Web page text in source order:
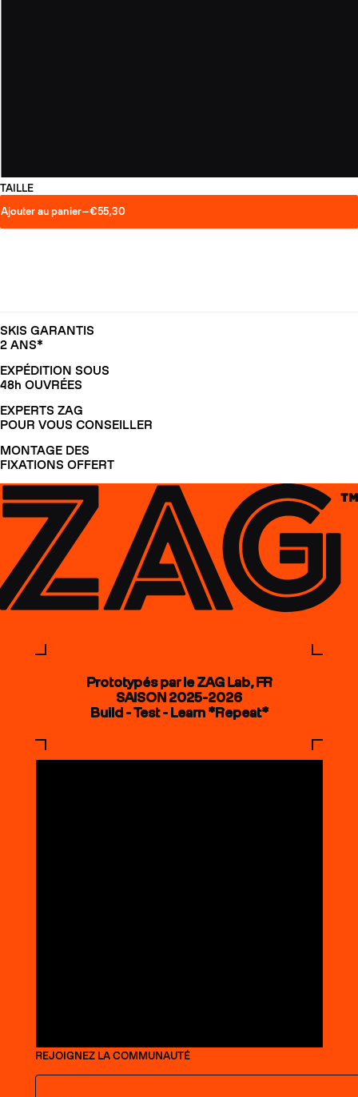
TAILLE
Ajouter au panier—€55,30
SKIS GARANTIS
2 ANS*
EXPÉDITION SOUS
48h OUVRÉES
EXPERTS ZAG
POUR VOUS CONSEILLER
MONTAGE DES
FIXATIONS OFFERT
Prototypés par le ZAG Lab, FR
SAISON 2025-2026
Build - Test - Learn *Repeat*
REJOIGNEZ LA COMMUNAUTÉ